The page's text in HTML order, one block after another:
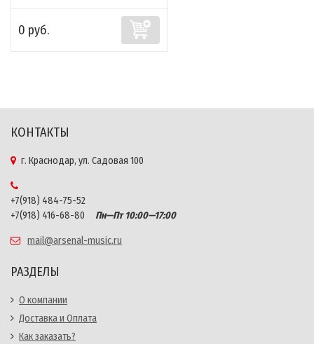
0 руб.
КОНТАКТЫ
г. Краснодар, ул. Садовая 100
+7(918) 484-75-52
+7(918) 416-68-80
Пн—Пт 10:00—17:00
mail@arsenal-music.ru
РАЗДЕЛЫ
О компании
Доставка и Оплата
Как заказать?